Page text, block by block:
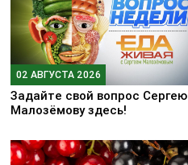
02 АВГУСТА 2026
Задайте свой вопрос Сергею
Малозёмову здесь!